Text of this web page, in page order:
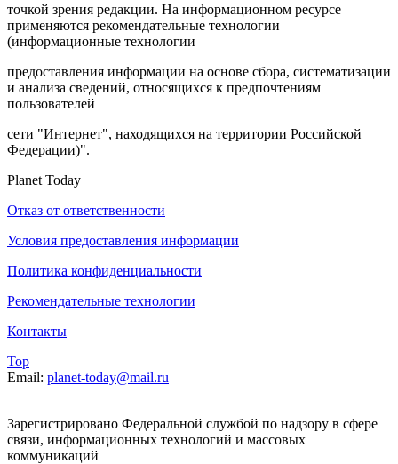
точкой зрения редакции. На информационном ресурсе
применяются рекомендательные технологии
(информационные технологии
предоставления информации на основе сбора, систематизации
и анализа сведений, относящихся к предпочтениям
пользователей
сети "Интернет", находящихся на территории Российской
Федерации)".
Planet Today
Отказ от ответственности
Условия предоставления информации
Политика конфиденциальности
Рекомендательные технологии
Контакты
Top
Email: planet-today@mail.ru
Зарегистрировано Федеральной службой по надзору в сфере
связи, информационных технологий и массовых
коммуникаций